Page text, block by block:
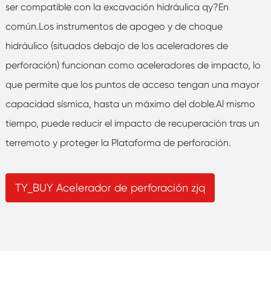
ser compatible con la excavación hidráulica qy?En
común.Los instrumentos de apogeo y de choque
hidráulico (situados debajo de los aceleradores de
perforación) funcionan como aceleradores de impacto, lo
que permite que los puntos de acceso tengan una mayor
capacidad sísmica, hasta un máximo del doble.Al mismo
tiempo, puede reducir el impacto de recuperación tras un
terremoto y proteger la Plataforma de perforación.
TY_BUY Acelerador de perforación zjq